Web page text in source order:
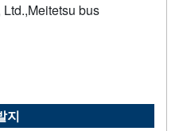
bus
지